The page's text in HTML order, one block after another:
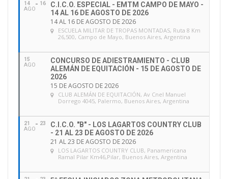
14
AGO
16
C.I.C.O. ESPECIAL - EMTM CAMPO DE MAYO -
14 AL 16 DE AGOSTO DE 2026
14 AL 16 DE AGOSTO DE 2026
ESCUELA MILITAR DE TROPAS MONTADAS, Ruta 8 Km
26,500, Campo de Mayo, Buenos Aires, Argentina
15
AGO
CONCURSO DE ADIESTRAMIENTO - CLUB
ALEMÁN DE EQUITACIÓN - 15 DE AGOSTO DE
2026
15 DE AGOSTO DE 2026
CLUB ALEMÁN DE EQUITACIÓN, Av Cnel Manuel
Dorrego 4045, Palermo, Buenos Aires, Argentina
21
AGO
23
C.I.C.O. "B" - LOS LAGARTOS COUNTRY CLUB
- 21 AL 23 DE AGOSTO DE 2026
21 AL 23 DE AGOSTO DE 2026
LOS LAGARTOS COUNTRY CLUB, Panamericana
Ramal Pilar Km46,Pilar, Buenos Aires, Argentina